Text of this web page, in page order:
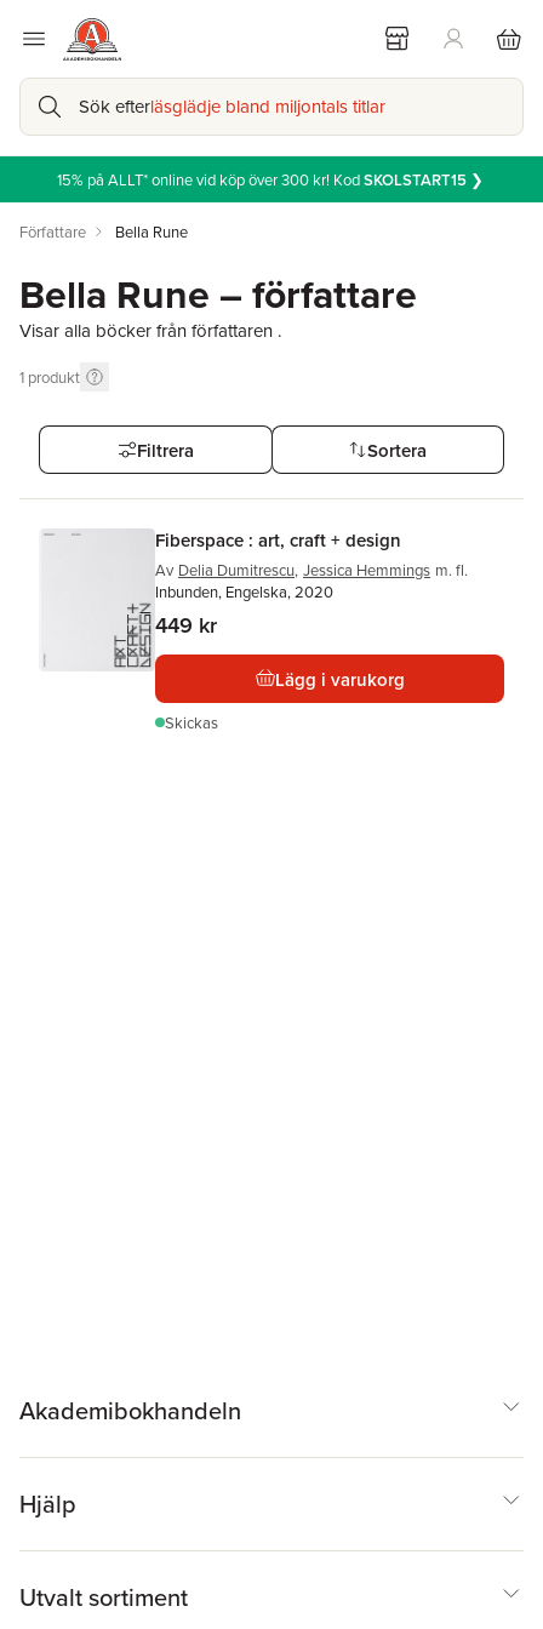
Sök efterläsglädje bland miljontals titlar
15% på ALLT* online vid köp över 300 kr! KodSKOLSTART15❯
Författare Bella Rune
Bella Rune – författare
Visar alla böcker från författaren .
1 produkt
Filtrera Sortera
Fiberspace : art, craft + design
Av Delia Dumitrescu, Jessica Hemmings m. fl.
Inbunden, Engelska, 2020
449 kr
Lägg i varukorg
Skickas
Akademibokhandeln
Hjälp
Utvalt sortiment